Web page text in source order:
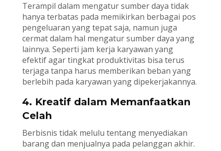
Terampil dalam mengatur sumber daya tidak
hanya terbatas pada memikirkan berbagai pos
pengeluaran yang tepat saja, namun juga
cermat dalam hal mengatur sumber daya yang
lainnya. Seperti jam kerja karyawan yang
efektif agar tingkat produktivitas bisa terus
terjaga tanpa harus memberikan beban yang
berlebih pada karyawan yang dipekerjakannya.
4. Kreatif dalam Memanfaatkan
Celah
Berbisnis tidak melulu tentang menyediakan
barang dan menjualnya pada pelanggan akhir.